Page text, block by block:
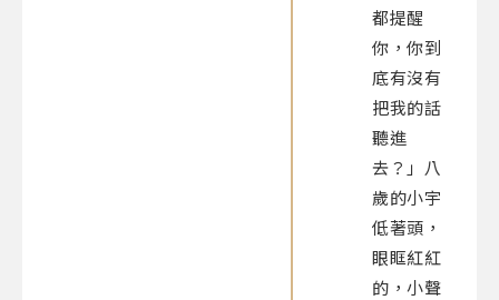
都提醒
你，你到
底有沒有
把我的話
聽進
去？」八
歲的小宇
低著頭，
眼眶紅紅
的，小聲